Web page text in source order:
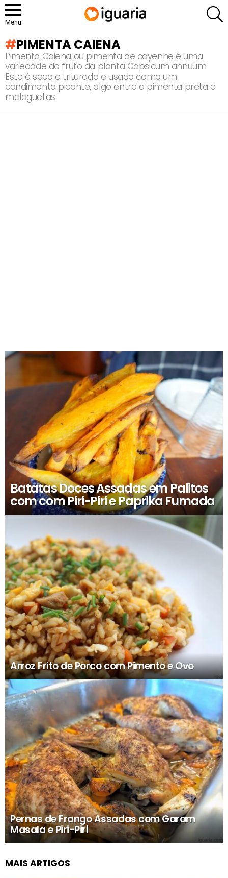
Menu
PIMENTA CAIENA
Pimenta Caiena ou pimenta de cayenne é uma
variedade do fruto da planta Capsicum annuum.
Este é seco e triturado e usado como um
condimento picante, algo entre a pimenta preta e
malaguetas.
RECOMENDADOS
Batatas Doces Assadas em Palitos
com com Piri-Piri e Paprika Fumada
Arroz Frito de Porco com Pimento e Ovo
Pernas de Frango Assadas com Garam
Masala e Piri-Piri
MAIS ARTIGOS